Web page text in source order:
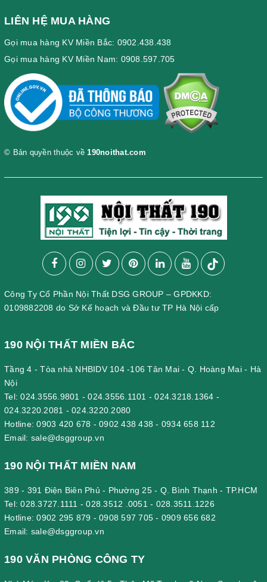
LIÊN HỆ MUA HÀNG
Gọi mua hàng KV Miền Bắc: 0902.438.438
Gọi mua hàng KV Miền Nam: 0908.597.705
© Bản quyền thuộc về 190noithat.com
Công Ty Cổ Phần Nội Thất DSG GROUP – GPDKKD:
0109882208 do Sở Kế hoạch và Đầu tư TP Hà Nội cấp
190 NỘI THẤT MIỀN BẮC
Tầng 4 - Tòa nhà NHBIDV 104 -106 Tân Mai - Q. Hoàng Mai - Hà
Nội
Tel:024.3556.9801 -024.3556.1101 -024.3218.1364 -
024.3220.2081 - 024.3220.2080
Hotline:0903 420 678 - 0902 438 438 - 0934 658 112
Email: sale@dsggroup.vn
190 NỘI THẤT MIỀN NAM
389 - 391 Điện Biên Phủ - Phường 25 - Q. Bình Thạnh - TP.HCM
Tel:028.3727.1111 -028.3512 .0051 - 028.3511.1226
Hotline:0902 295 879 - 0908 597 705 - 0909 656 682
Email: sale@dsggroup.vn
190 VĂN PHÒNG CÔNG TY